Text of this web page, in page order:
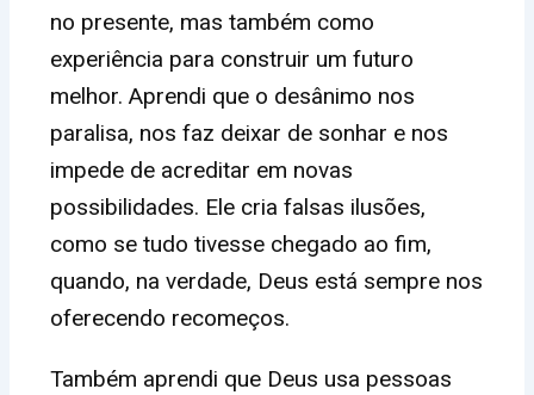
no presente, mas também como
experiência para construir um futuro
melhor. Aprendi que o desânimo nos
paralisa, nos faz deixar de sonhar e nos
impede de acreditar em novas
possibilidades. Ele cria falsas ilusões,
como se tudo tivesse chegado ao fim,
quando, na verdade, Deus está sempre nos
oferecendo recomeços.
Também aprendi que Deus usa pessoas